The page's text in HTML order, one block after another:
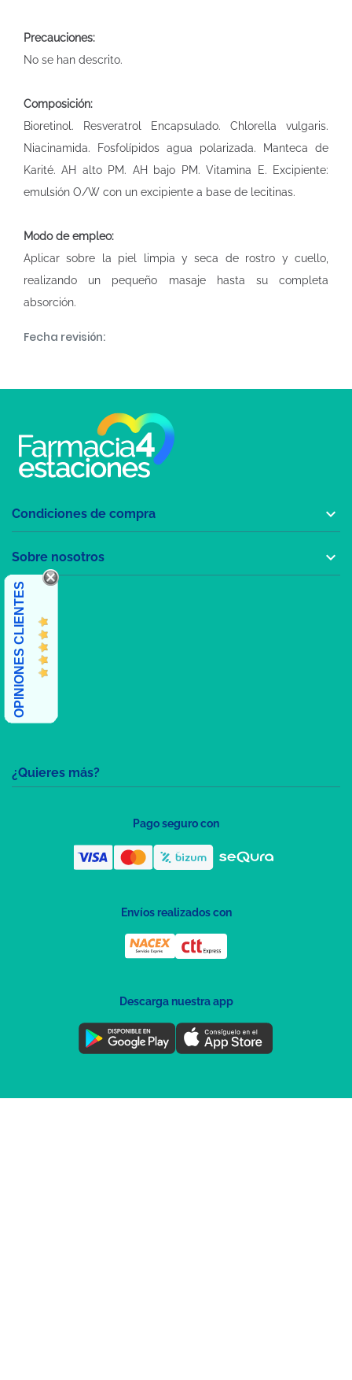
Precauciones:
No se han descrito.
Composición:
Bioretinol. Resveratrol Encapsulado. Chlorella vulgaris.
Niacinamida. Fosfolípidos agua polarizada. Manteca de
Karité. AH alto PM. AH bajo PM. Vitamina E. Excipiente:
emulsión O/W con un excipiente a base de lecitinas.
Modo de empleo:
Aplicar sobre la piel limpia y seca de rostro y cuello,
realizando un pequeño masaje hasta su completa
absorción.
Fecha revisión:
¿Quieres más?
Condiciones de compra 
Sobre nosotros 
OPINIONES CLIENTES
Pago seguro con
Envíos realizados con
Descarga nuestra app